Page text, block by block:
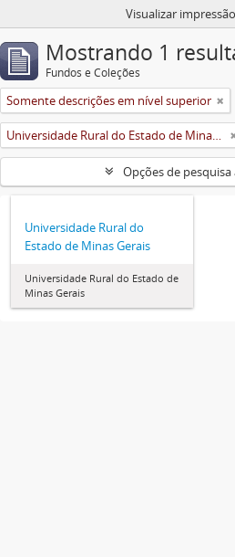
Visualizar impressão
Mostrando 1
Fundos e Coleções
Somente descrições em nível superior
Universidade Rural do Estado de Minas Gerais (Uremg)
Opções de pesquisa
Universidade Rural do
Estado de Minas Gerais
Universidade Rural do Estado de
Minas Gerais